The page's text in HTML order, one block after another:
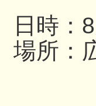
日時：
場所：